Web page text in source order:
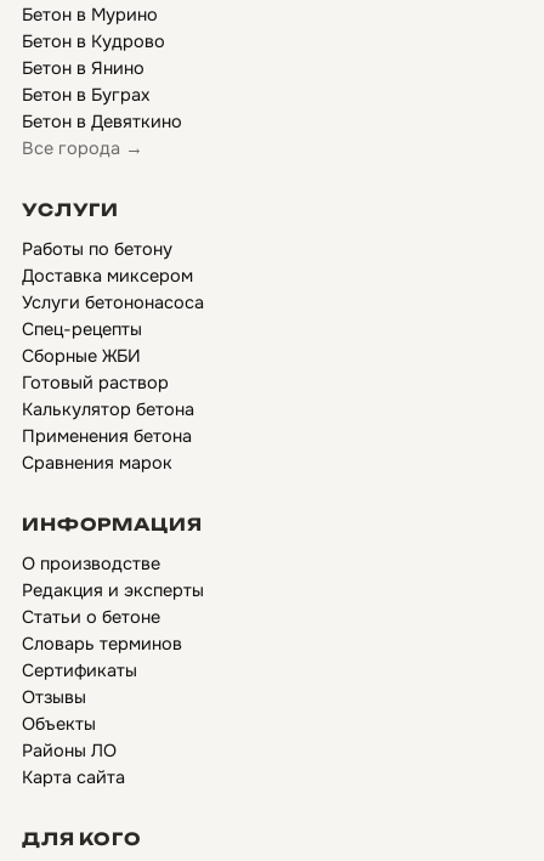
Бетон в Мурино
Бетон в Кудрово
Бетон в Янино
Бетон в Буграх
Бетон в Девяткино
Все города →
УСЛУГИ
Работы по бетону
Доставка миксером
Услуги бетононасоса
Спец-рецепты
Сборные ЖБИ
Готовый раствор
Калькулятор бетона
Применения бетона
Сравнения марок
ИНФОРМАЦИЯ
О производстве
Редакция и эксперты
Статьи о бетоне
Словарь терминов
Сертификаты
Отзывы
Объекты
Районы ЛО
Карта сайта
ДЛЯ КОГО